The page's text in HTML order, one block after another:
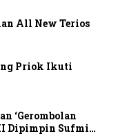
All New Terios
Priok Ikuti
‘Gerombolan
Dipimpin Sufmi